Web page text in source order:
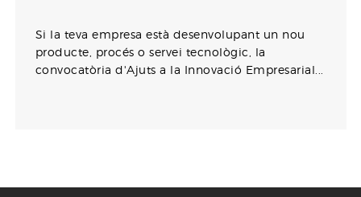
Si la teva empresa està desenvolupant un nou
producte, procés o servei tecnològic, la
convocatòria d'Ajuts a la Innovació Empresarial...